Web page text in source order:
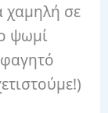
χαμηλή σε
ψωμί